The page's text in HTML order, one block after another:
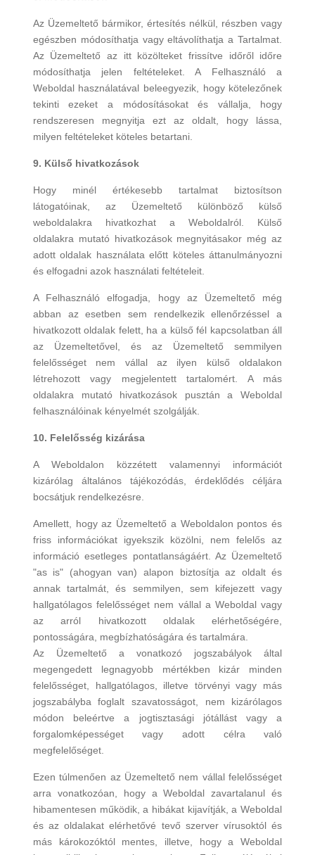
Az Üzemeltető bármikor, értesítés nélkül, részben vagy
egészben módosíthatja vagy eltávolíthatja a Tartalmat.
Az Üzemeltető az itt közölteket frissítve időről időre
módosíthatja jelen feltételeket. A Felhasználó a
Weboldal használatával beleegyezik, hogy kötelezőnek
tekinti ezeket a módosításokat és vállalja, hogy
rendszeresen megnyitja ezt az oldalt, hogy lássa,
milyen feltételeket köteles betartani.
9. Külső hivatkozások
Hogy minél értékesebb tartalmat biztosítson
látogatóinak, az Üzemeltető különböző külső
weboldalakra hivatkozhat a Weboldalról. Külső
oldalakra mutató hivatkozások megnyitásakor még az
adott oldalak használata előtt köteles áttanulmányozni
és elfogadni azok használati feltételeit.
A Felhasználó elfogadja, hogy az Üzemeltető még
abban az esetben sem rendelkezik ellenőrzéssel a
hivatkozott oldalak felett, ha a külső fél kapcsolatban áll
az Üzemeltetővel, és az Üzemeltető semmilyen
felelősséget nem vállal az ilyen külső oldalakon
létrehozott vagy megjelentett tartalomért. A más
oldalakra mutató hivatkozások pusztán a Weboldal
felhasználóinak kényelmét szolgálják.
10. Felelősség kizárása
A Weboldalon közzétett valamennyi információt
kizárólag általános tájékozódás, érdeklődés céljára
bocsátjuk rendelkezésre.
Amellett, hogy az Üzemeltető a Weboldalon pontos és
friss információkat igyekszik közölni, nem felelős az
információ esetleges pontatlanságáért. Az Üzemeltető
"as is" (ahogyan van) alapon biztosítja az oldalt és
annak tartalmát, és semmilyen, sem kifejezett vagy
hallgatólagos felelősséget nem vállal a Weboldal vagy
az arról hivatkozott oldalak elérhetőségére,
pontosságára, megbízhatóságára és tartalmára.
Az Üzemeltető a vonatkozó jogszabályok által
megengedett legnagyobb mértékben kizár minden
felelősséget, hallgatólagos, illetve törvényi vagy más
jogszabályba foglalt szavatosságot, nem kizárólagos
módon beleértve a jogtisztasági jótállást vagy a
forgalomképességet vagy adott célra való
megfelelőséget.
Ezen túlmenően az Üzemeltető nem vállal felelősséget
arra vonatkozóan, hogy a Weboldal zavartalanul és
hibamentesen működik, a hibákat kijavítják, a Weboldal
és az oldalakat elérhetővé tevő szerver vírusoktól és
más károkozóktól mentes, illetve, hogy a Weboldal